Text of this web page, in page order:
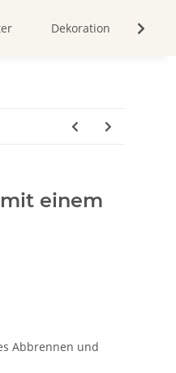
Dekoration
einem
Abbrennen und